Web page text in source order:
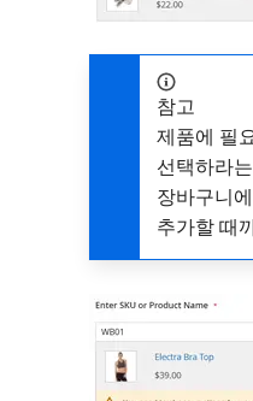
참고
제품에 필
선택하라
장바구니
추가할 때